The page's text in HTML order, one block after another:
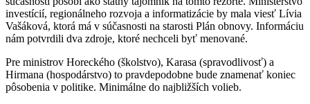
investícií, regionálneho rozvoja a informatizácie by mala viesť Lívia
Vašáková, ktorá má v súčasnosti na starosti Plán obnovy. Informáciu
nám potvrdili dva zdroje, ktoré nechceli byť menované.
Pre ministrov Horeckého (školstvo), Karasa (spravodlivosť) a
Hirmana (hospodárstvo) to pravdepodobne bude znamenať koniec
pôsobenia v politike. Minimálne do najbližších volieb.